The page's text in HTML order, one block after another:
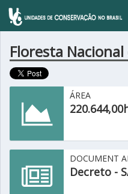
Floresta Nacional
ÁREA
DOCUMENT
Decreto -